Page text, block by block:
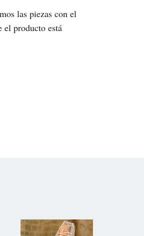
las piezas con el
el producto está